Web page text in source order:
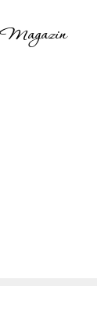
Magazin